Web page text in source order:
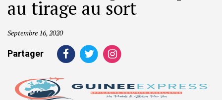
au tirage au sort
Septembre 16, 2020
Partager